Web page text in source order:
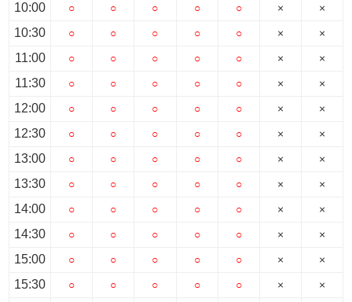
お知らせ
来店予約
10:00
10:30
11:00
11:30
12:00
12:30
13:00
13:30
14:00
14:30
15:00
15:30
○
○
○
○
○
○
○
○
○
○
○
○
○
○
○
○
○
○
○
○
○
○
○
○
○
○
○
○
○
○
○
○
○
○
○
○
○
○
○
○
○
○
○
○
○
○
○
○
○
○
○
○
○
○
○
○
○
○
○
○
×
×
×
×
×
×
×
×
×
×
×
×
×
×
×
×
×
×
×
×
×
×
×
×